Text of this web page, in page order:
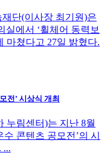
단(이사장 최기원)은
에서 ‘휠체어 동력보
마쳤다고 27일 밝혔다.
전’ 시상식 개최
누림센터)는 지난 8월
콘텐츠 공모전’의 시
...